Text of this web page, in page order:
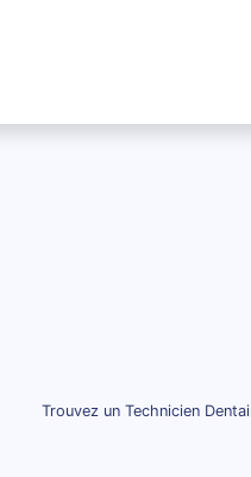
Trouvez un Technicien